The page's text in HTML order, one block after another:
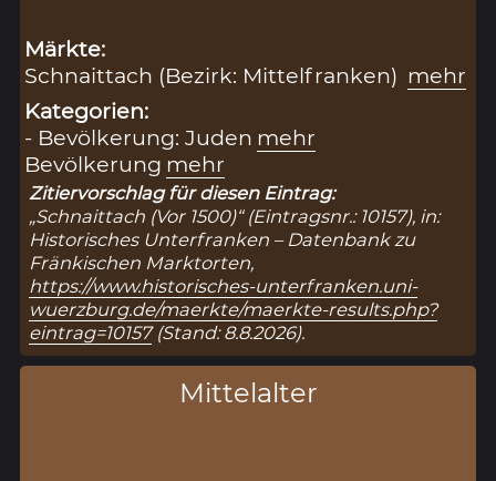
Märkte:
Schnaittach (Bezirk: Mittelfranken) mehr
Kategorien:
- Bevölkerung: Juden mehr
Bevölkerung mehr
Zitiervorschlag für diesen Eintrag:
„Schnaittach (Vor 1500)“ (Eintragsnr.: 10157), in:
Historisches Unterfranken – Datenbank zu
Fränkischen Marktorten,
https://www.historisches-unterfranken.uni-
wuerzburg.de/maerkte/maerkte-results.php?
eintrag=10157(Stand: 8.8.2026).
Mittelalter